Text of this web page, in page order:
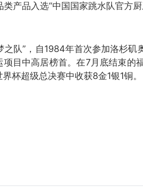
产品入选“中国国家跳水队官方厨
之队”，自1984年首次参加洛杉矶
目中高居榜首。在7月底结束的
杯超级总决赛中收获8金1银1铜。